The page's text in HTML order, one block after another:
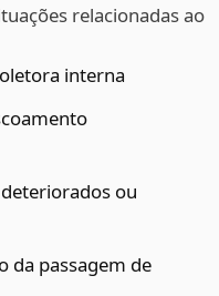
relacionadas ao
interna
ou
da passagem de